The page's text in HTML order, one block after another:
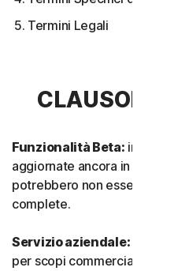
Termini Legali
CLAUSOLA 1 -
Funzionalità Beta: indica
aggiornate ancora in modalità
potrebbero non essere
complete.
Servizio aziendale:
per scopi commerciali e